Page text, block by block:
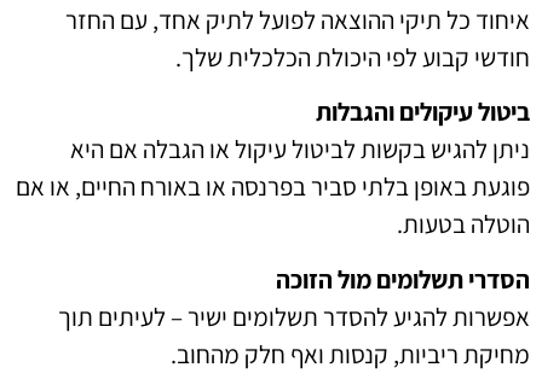
איחוד כל תיקי ההוצאה לפועל לתיק אחד, עם החזר
חודשי קבוע לפי היכולת הכלכלית שלך.
ביטול עיקולים והגבלות
ניתן להגיש בקשות לביטול עיקול או הגבלה אם היא
פוגעת באופן בלתי סביר בפרנסה או באורח החיים, או אם
הוטלה בטעות.
הסדרי תשלומים מול הזוכה
אפשרות להגיע להסדר תשלומים ישיר – לעיתים תוך
מחיקת ריביות, קנסות ואף חלק מהחוב.